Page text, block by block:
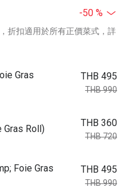
-50 %
折扣適用於所有正價菜式，詳
Gras
THB 495
THB 990
Gras Roll)
THB 360
THB 720
Foie Gras
THB 495
THB 990